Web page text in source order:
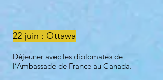
22 juin : Ottawa
Déjeuner avec les diplomates de
l’Ambassade de France au Canada.